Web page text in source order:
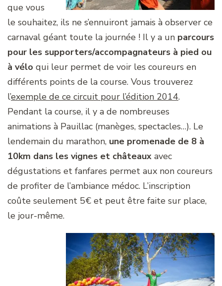
que vous
le souhaitez, ils ne s’ennuiront jamais à observer ce
carnaval géant toute la journée ! Il y a un parcours
pour les supporters/accompagnateurs à pied ou
à vélo qui leur permet de voir les coureurs en
différents points de la course. Vous trouverez
l’exemple de ce circuit pour l’édition 2014.
Pendant la course, il y a de nombreuses
animations à Pauillac (manèges, spectacles…). Le
lendemain du marathon, une promenade de 8 à
10km dans les vignes et châteaux avec
dégustations et fanfares permet aux non coureurs
de profiter de l’ambiance médoc. L’inscription
coûte seulement 5€ et peut être faite sur place,
le jour-même.